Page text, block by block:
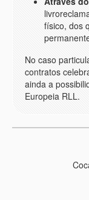
físico, dos
No caso
contratos
ainda a
Europeia RLL.